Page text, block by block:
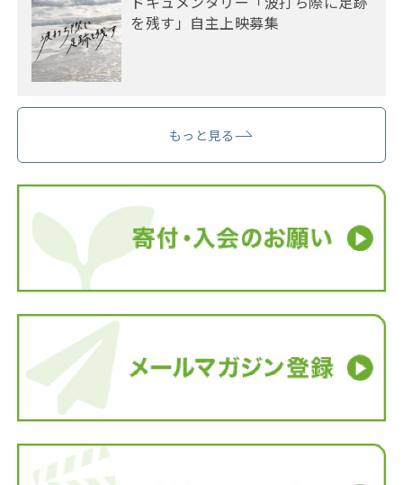
を残す」自主上映募集
もっと見る